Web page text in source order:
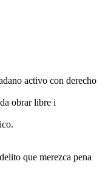
activo con derecho
obrar libre i
que merezca pena